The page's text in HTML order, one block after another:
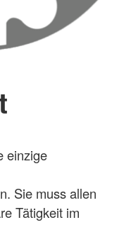
einzige
Sie muss allen
Tätigkeit im